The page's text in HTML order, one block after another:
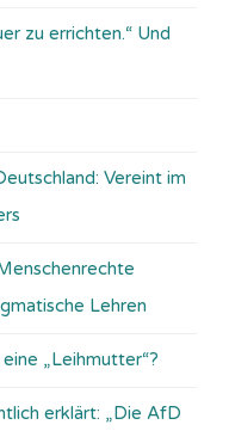
zu errichten.“ Und
Vereint im
Lehren
„Leihmutter“?
erklärt: „Die AfD